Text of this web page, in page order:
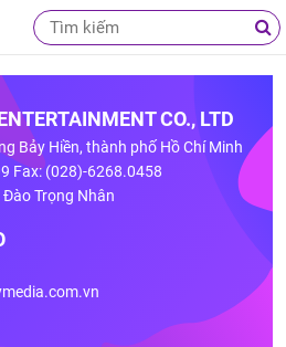
CO., LTD
Bảy Hiền, thành phố Hồ Chí Minh
Fax: (028)-6268.0458
Trọng Nhân